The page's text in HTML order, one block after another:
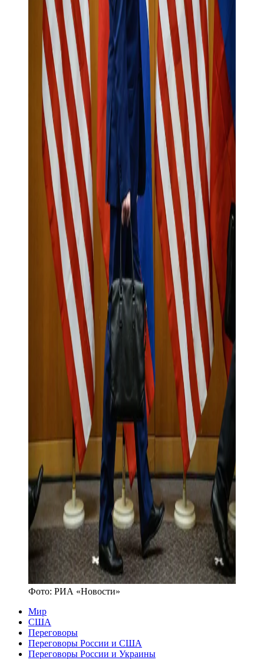
Фото: РИА «Новости»
Мир
США
Переговоры
Переговоры России и США
Переговоры России и Украины